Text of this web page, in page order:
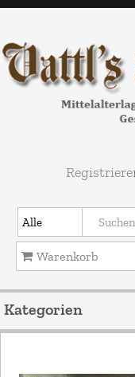
Warenkorb
Kategorien